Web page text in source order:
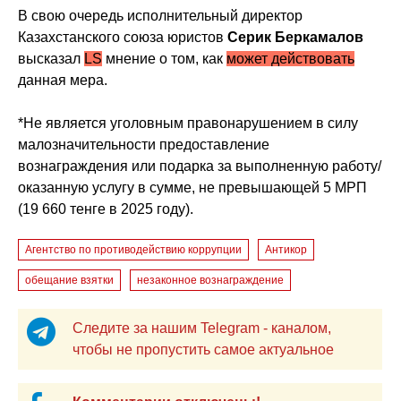
В свою очередь исполнительный директор
Казахстанского союза юристовСерик Беркамалов
высказал LS мнение о том, как может действовать
данная мера.
*Не является уголовным правонарушением в силу
малозначительности предоставление
вознаграждения или подарка за выполненную работу/
оказанную услугу в сумме, не превышающей 5 МРП
(19 660 тенге в 2025 году).
Агентство по противодействию коррупции Антикор
обещание взятки незаконное вознаграждение
Следите за нашим Telegram - каналом,
чтобы не пропустить самое актуальное